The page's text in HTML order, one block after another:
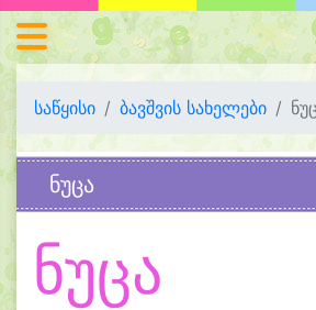
საწყისი ბავშვის სახელები
ნუცა
ნუცა